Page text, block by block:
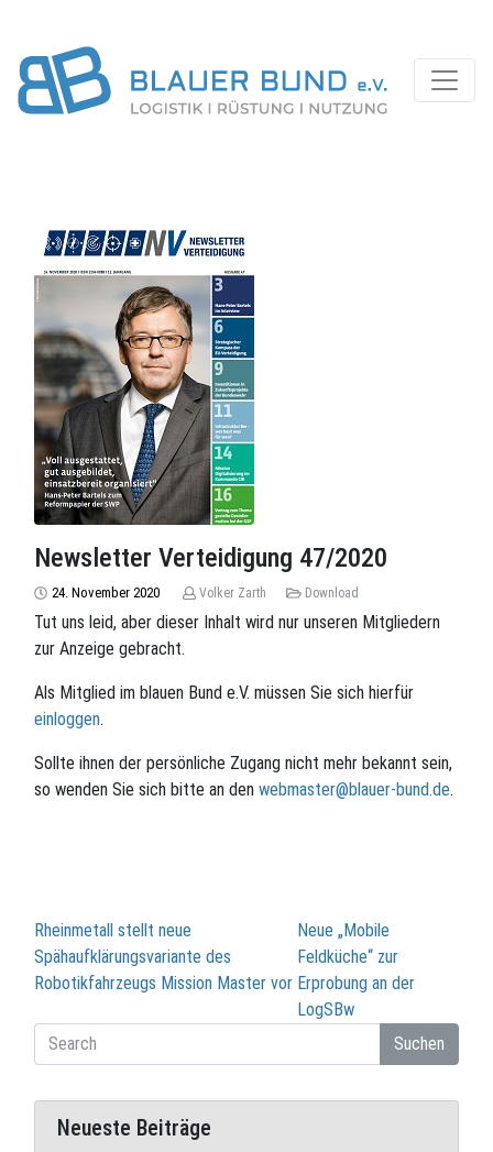
Newsletter Verteidigung 47/2020
24. November 2020 Volker Zarth Download
Tut uns leid, aber dieser Inhalt wird nur unseren Mitgliedern
zur Anzeige gebracht.
Als Mitglied im blauen Bund e.V. müssen Sie sich hierfür
einloggen.
Sollte ihnen der persönliche Zugang nicht mehr bekannt sein,
so wenden Sie sich bitte an den webmaster@blauer-bund.de.
Beitragsnavigation
Rheinmetall stellt neue
Spähaufklärungsvariante des
Robotikfahrzeugs Mission Master vor
Neue „Mobile
Feldküche“ zur
Erprobung an der
LogSBw
Suchen
Neueste Beiträge